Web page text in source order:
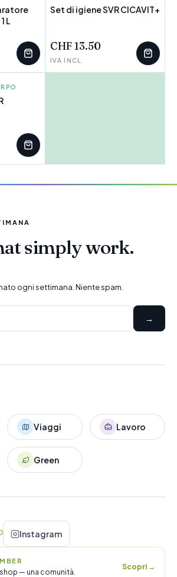
L
Set di igiene SVR CICAVIT+
CHF 13.50
IVA INCL.
simply work.
ogni settimana. Niente spam.
→
Viaggi Lavoro
Green
Instagram
— una comunità.
Scopri →